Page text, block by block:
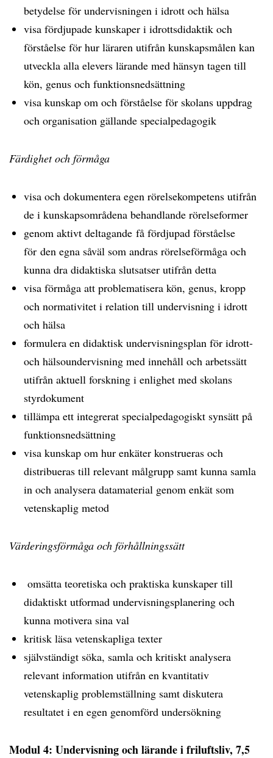
betydelse för undervisningen i idrott och hälsa
visa fördjupade kunskaper i idrottsdidaktik och
förståelse för hur läraren utifrån kunskapsmålen kan
utveckla alla elevers lärande med hänsyn tagen till
kön, genus och funktionsnedsättning
visa kunskap om och förståelse för skolans uppdrag
och organisation gällande specialpedagogik
Färdighet och förmåga
visa och dokumentera egen rörelsekompetens utifrån
de i kunskapsområdena behandlande rörelseformer
genom aktivt deltagande få fördjupad förståelse
för den egna såväl som andras rörelseförmåga och
kunna dra didaktiska slutsatser utifrån detta
visa förmåga att problematisera kön, genus, kropp
och normativitet i relation till undervisning i idrott
och hälsa
formulera en didaktisk undervisningsplan för idrott-
och hälsoundervisning med innehåll och arbetssätt
utifrån aktuell forskning i enlighet med skolans
styrdokument
tillämpa ett integrerat specialpedagogiskt synsätt på
funktionsnedsättning
visa kunskap om hur enkäter konstrueras och
distribueras till relevant målgrupp samt kunna samla
in och analysera datamaterial genom enkät som
vetenskaplig metod
Värderingsförmåga och förhållningssätt
omsätta teoretiska och praktiska kunskaper till
didaktiskt utformad undervisningsplanering och
kunna motivera sina val
kritisk läsa vetenskapliga texter
självständigt söka, samla och kritiskt analysera
relevant information utifrån en kvantitativ
vetenskaplig problemställning samt diskutera
resultatet i en egen genomförd undersökning
Modul 4: Undervisning och lärande i friluftsliv, 7,5